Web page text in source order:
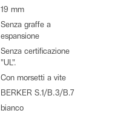
19 mm
Senza graffe a
espansione
Senza certificazione
"UL".
Con morsetti a vite
BERKER S.1/B.3/B.7
bianco